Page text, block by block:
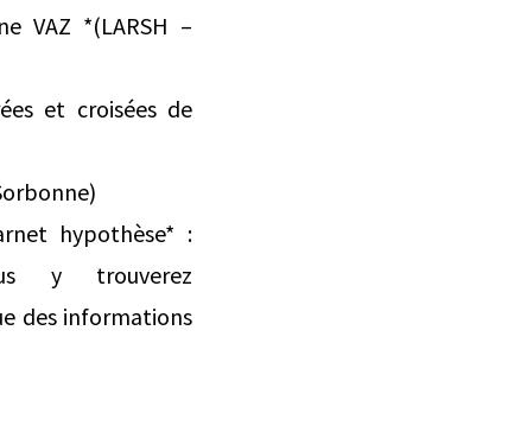
VAZ *(LARSH –
et croisées de
hypothèse* :
y trouverez
des informations